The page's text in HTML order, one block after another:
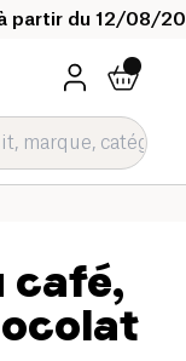
partir du 12/08/
café,